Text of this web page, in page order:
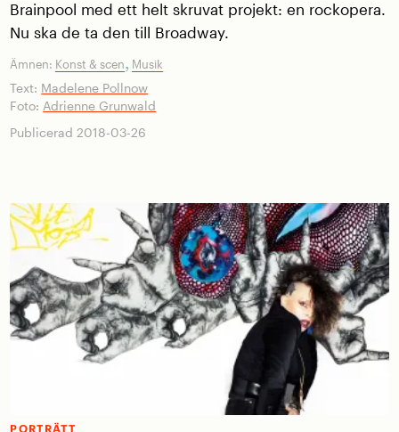
Brainpool med ett helt skruvat projekt: en rock­­opera.
Nu ska de ta den till Broadway.
Ämnen: Konst & scen, Musik
Text: Madelene Pollnow
Foto: Adrienne Grunwald
Publicerad 2018-03-26
PORTRÄTT